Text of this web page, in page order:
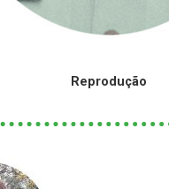
Reprodução